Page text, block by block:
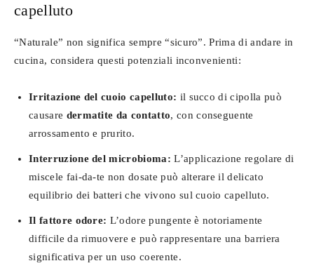
capelluto
“Naturale” non significa sempre “sicuro”. Prima di andare in
cucina, considera questi potenziali inconvenienti:
Irritazione del cuoio capelluto: il succo di cipolla può
causare dermatite da contatto, con conseguente
arrossamento e prurito.
Interruzione del microbioma: L’applicazione regolare di
miscele fai-da-te non dosate può alterare il delicato
equilibrio dei batteri che vivono sul cuoio capelluto.
Il fattore odore: L’odore pungente è notoriamente
difficile da rimuovere e può rappresentare una barriera
significativa per un uso coerente.